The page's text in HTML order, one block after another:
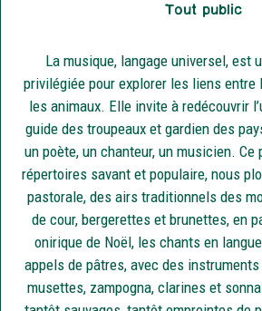
Tout public
La musique, langage universel, est
privilégiée pour explorer les liens entre
les animaux. Elle invite à redécouvrir
guide des troupeaux et gardien des
un poète, un chanteur, un musicien. Ce
répertoires savant et populaire, nous
pastorale, des airs traditionnels des
de cour, bergerettes et brunettes, en
onirique de Noël, les chants en
appels de pâtres, avec des
musettes, zampogna, clarines et